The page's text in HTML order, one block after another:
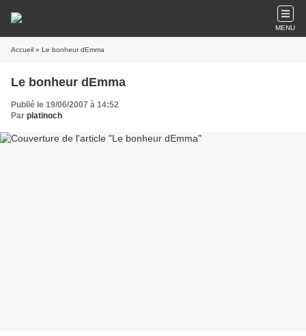
MENU
Accueil » Le bonheur dEmma
Le bonheur dEmma
Publié le 19/06/2007 à 14:52
Par platinoch